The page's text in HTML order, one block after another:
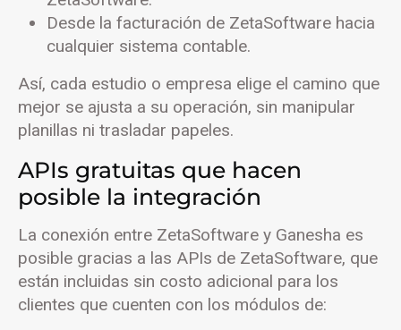
Desde la facturación de ZetaSoftware hacia
cualquier sistema contable.
Así, cada estudio o empresa elige el camino que
mejor se ajusta a su operación, sin manipular
planillas ni trasladar papeles.
APIs gratuitas que hacen
posible la integración
La conexión entre ZetaSoftware y Ganesha es
posible gracias a las APIs de ZetaSoftware, que
están incluidas sin costo adicional para los
clientes que cuenten con los módulos de: